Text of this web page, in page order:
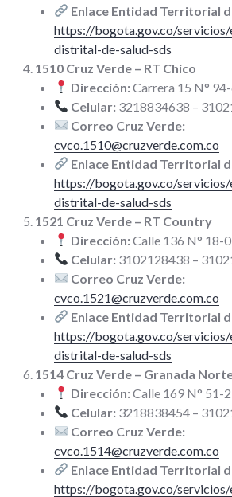
Enlace Entidad Territorial
https://bogota.gov.co/
distrital-de-salud-sds
1510 Cruz Verde – RT Chico
Dirección:Carrera 15 N°
Celular: 3218834638 –
Correo Cruz Verde:
cvco.1510@cruzverde.com.co
Enlace Entidad Territorial
https://bogota.gov.co/
distrital-de-salud-sds
1521 Cruz Verde – RT Country
Dirección:Calle 136 N° 18-
Celular: 3102128438 –
Correo Cruz Verde:
cvco.1521@cruzverde.com.co
Enlace Entidad Territorial
https://bogota.gov.co/
distrital-de-salud-sds
1514 Cruz Verde – Granada
Dirección:Calle 169 N° 51-
Celular: 3218838454 –
Correo Cruz Verde:
cvco.1514@cruzverde.com.co
Enlace Entidad Territorial
https://bogota.gov.co/